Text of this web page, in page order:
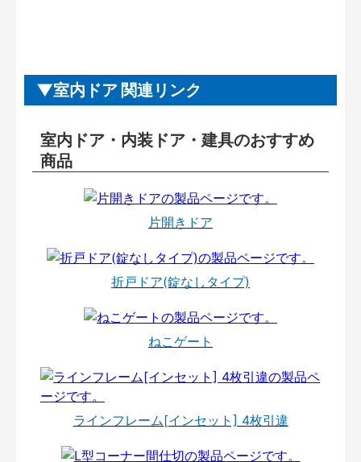
室内ドア 関連リンク
室内ドア・内装ドア・建具のおすすめ
商品
片開きドア
折戸ドア(錠なしタイプ)
ねこゲート
ラインフレーム[インセット] 4枚引違